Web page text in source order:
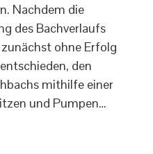
Nachdem die
des Bachverlaufs
ohne Erfolg
den
mithilfe einer
und Pumpen…